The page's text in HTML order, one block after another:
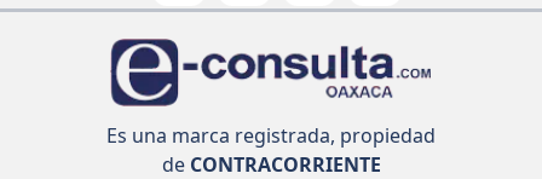
Es una marca registrada, propiedad
deCONTRACORRIENTE